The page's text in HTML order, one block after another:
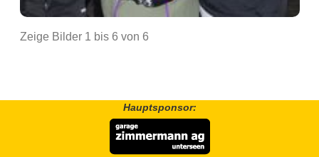
Zeige Bilder 1 bis 6 von 6
Hauptsponsor: